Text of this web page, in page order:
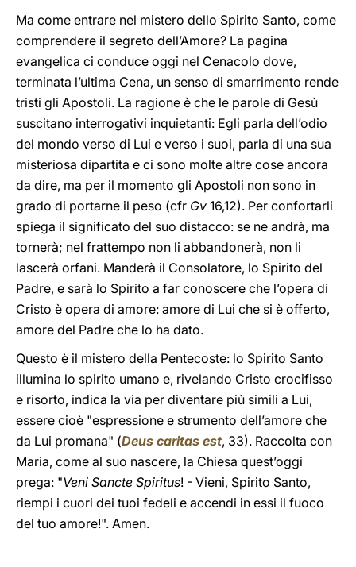
Ma come entrare nel mistero dello Spirito Santo, come
comprendere il segreto dell’Amore? La pagina
evangelica ci conduce oggi nel Cenacolo dove,
terminata l’ultima Cena, un senso di smarrimento rende
tristi gli Apostoli. La ragione è che le parole di Gesù
suscitano interrogativi inquietanti: Egli parla dell’odio
del mondo verso di Lui e verso i suoi, parla di una sua
misteriosa dipartita e ci sono molte altre cose ancora
da dire, ma per il momento gli Apostoli non sono in
grado di portarne il peso (cfr Gv 16,12). Per confortarli
spiega il significato del suo distacco: se ne andrà, ma
tornerà; nel frattempo non li abbandonerà, non li
lascerà orfani. Manderà il Consolatore, lo Spirito del
Padre, e sarà lo Spirito a far conoscere che l’opera di
Cristo è opera di amore: amore di Lui che si è offerto,
amore del Padre che lo ha dato.
Questo è il mistero della Pentecoste: lo Spirito Santo
illumina lo spirito umano e, rivelando Cristo crocifisso
e risorto, indica la via per diventare più simili a Lui,
essere cioè "espressione e strumento dell’amore che
da Lui promana" (Deus caritas est, 33). Raccolta con
Maria, come al suo nascere, la Chiesa quest’oggi
prega: "Veni Sancte Spiritus! - Vieni, Spirito Santo,
riempi i cuori dei tuoi fedeli e accendi in essi il fuoco
del tuo amore!". Amen.